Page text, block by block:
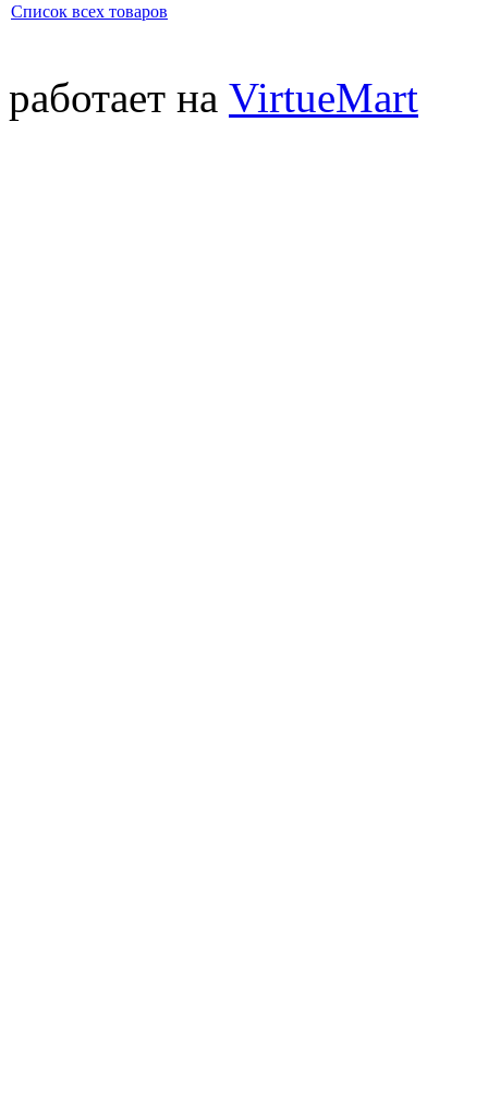
Список всех товаров
работает на VirtueMart